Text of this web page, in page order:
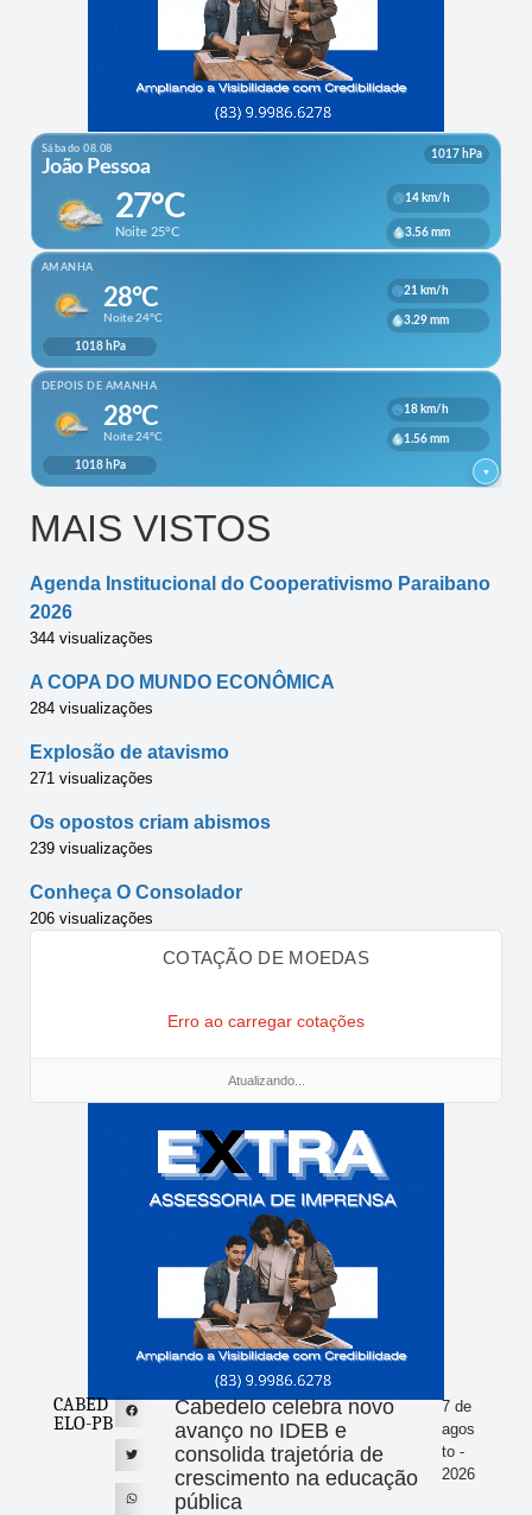
MAIS VISTOS
Agenda Institucional do Cooperativismo Paraibano
2026
344 visualizações
A COPA DO MUNDO ECONÔMICA
284 visualizações
Explosão de atavismo
271 visualizações
Os opostos criam abismos
239 visualizações
Conheça O Consolador
206 visualizações
COTAÇÃO DE MOEDAS
Erro ao carregar cotações
Atualizando...
CABED
ELO-PB
Cabedelo celebra novo
avanço no IDEB e
consolida trajetória de
crescimento na educação
pública
7 de
agos
to -
2026